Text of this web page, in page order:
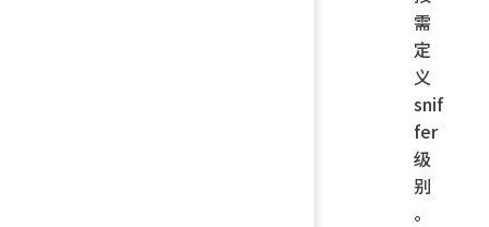
需
定
义
snif
fer
级
别
。